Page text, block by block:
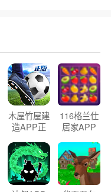
木屋竹屋建
造APP正
116格兰仕
居家APP